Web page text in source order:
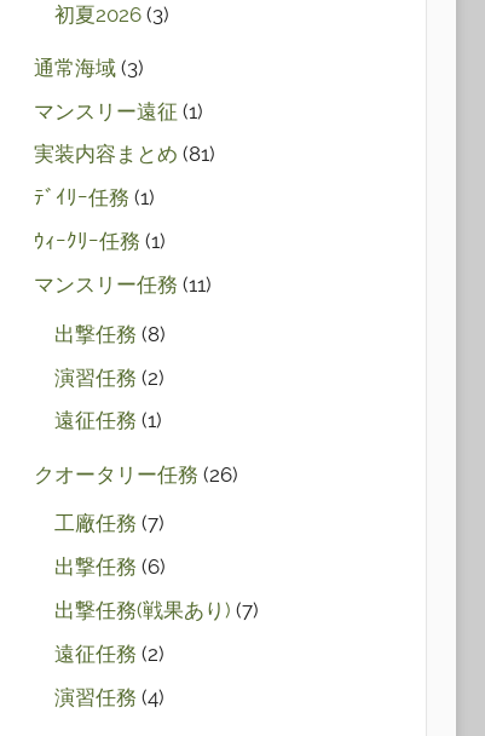
初夏2026(3)
通常海域(3)
マンスリー遠征 (1)
実装内容まとめ (81)
ﾃﾞｲﾘｰ任務 (1)
ｳｨｰｸﾘｰ任務 (1)
マンスリー任務 (11)
出撃任務 (8)
演習任務 (2)
遠征任務 (1)
クオータリー任務 (26)
工廠任務 (7)
出撃任務 (6)
出撃任務(戦果あり) (7)
遠征任務 (2)
演習任務 (4)